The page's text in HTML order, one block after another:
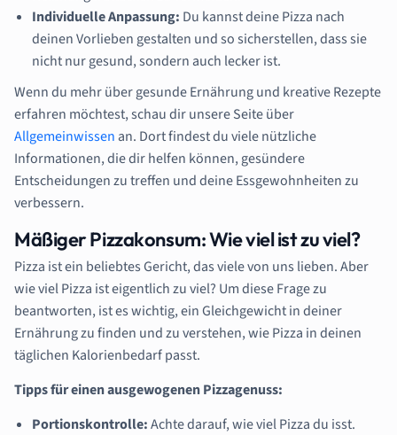
Individuelle Anpassung: Du kannst deine Pizza nach
deinen Vorlieben gestalten und so sicherstellen, dass sie
nicht nur gesund, sondern auch lecker ist.
Wenn du mehr über gesunde Ernährung und kreative Rezepte
erfahren möchtest, schau dir unsere Seite über
Allgemeinwissen an. Dort findest du viele nützliche
Informationen, die dir helfen können, gesündere
Entscheidungen zu treffen und deine Essgewohnheiten zu
verbessern.
Mäßiger Pizzakonsum: Wie viel ist zu viel?
Pizza ist ein beliebtes Gericht, das viele von uns lieben. Aber
wie viel Pizza ist eigentlich zu viel? Um diese Frage zu
beantworten, ist es wichtig, ein Gleichgewicht in deiner
Ernährung zu finden und zu verstehen, wie Pizza in deinen
täglichen Kalorienbedarf passt.
Tipps für einen ausgewogenen Pizzagenuss:
Portionskontrolle:Achte darauf, wie viel Pizza du isst.